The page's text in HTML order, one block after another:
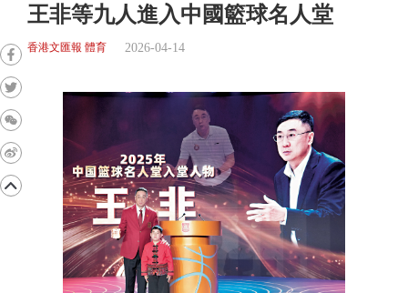
王非等九人進入中國籃球名人堂
香港文匯報 體育 2026-04-14